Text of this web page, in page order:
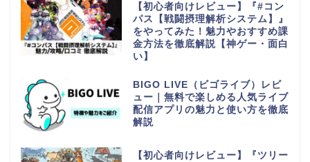
【初心者向けレビュー】『#コン
パス【戦闘摂理解析システム】』
をやってみた！魅力やおすすめ課
金方法を徹底解説【神ゲー・面白
い】
BIGO LIVE（ビゴライブ）レビ
ュー｜無料で楽しめる人気ライブ
配信アプリの魅力と使い方を徹底
解説
【初心者向けレビュー】『ツリー